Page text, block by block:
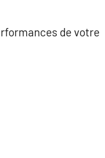
de votre